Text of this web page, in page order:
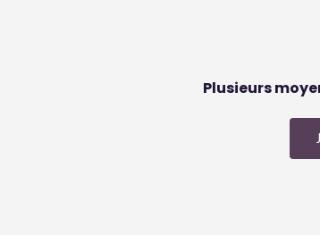
Plusieurs